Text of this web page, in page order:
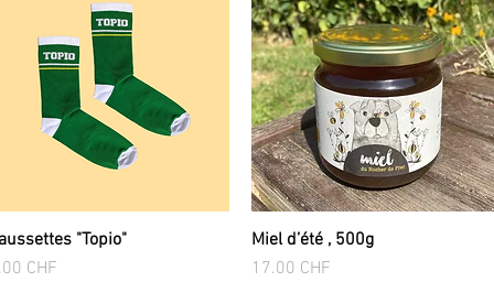
Aperçu rapide
"Topio"
CHF
Aperçu rapide
Miel d’été , 500g
Prix
17.00 CHF